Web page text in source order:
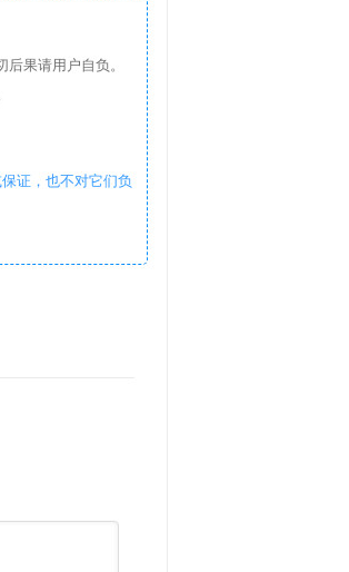
果请用户自负。
证，也不对它们负